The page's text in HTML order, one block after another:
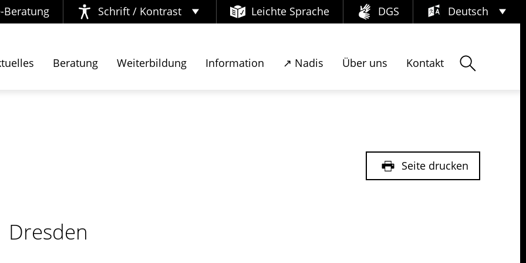
Beratung Schrift / Kontrast
Schrift vergrößern
Leichte Sprache DGS
Deutsch
العربية
Pусский
Tiếng Việt
Beratung Weiterbildung Information ↗ Nadis Über uns Kontakt
Seite drucken
Dresden